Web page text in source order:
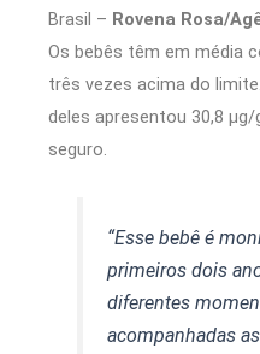
Brasil – Rovena Rosa/
Os bebês têm em média
três vezes acima do
deles apresentou 30,8
seguro.
“Esse bebê é
primeiros dois
diferentes
acompanhadas